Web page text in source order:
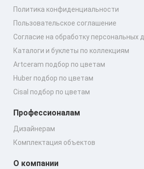
Политика конфиденциальности
Пользовательское соглашение
Согласие на обработку персональных
Каталоги и буклеты по коллекциям
Artceram подбор по цветам
Huber подбор по цветам
Cisal подбор по цветам
Профессионалам
Дизайнерам
Комплектация объектов
О компании